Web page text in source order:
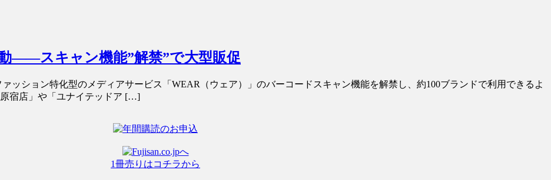
――スキャン機能”解禁”で大型販促
ッション特化型のメディアサービス「WEAR（ウェア）」のバーコードスキャン機能を解禁し、約100ブランドで利用できるよ
宿店」や「ユナイテッドア […]
1冊売りはコチラから